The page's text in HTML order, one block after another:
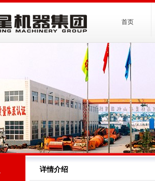
首页
详情介绍